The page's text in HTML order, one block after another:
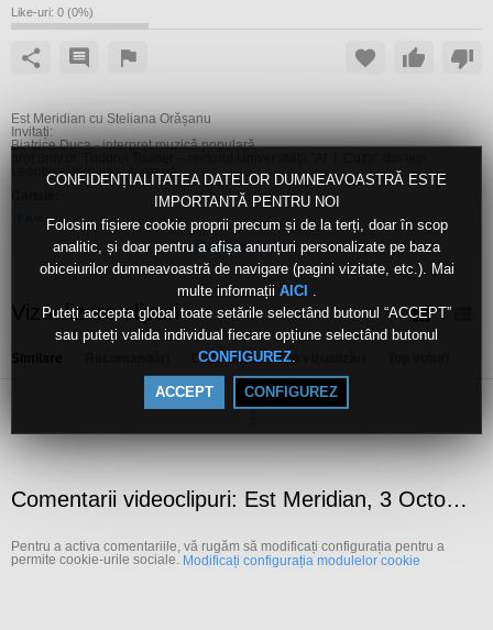
CONFIDENȚIALITATEA DATELOR DUMNEAVOASTRĂ ESTE
IMPORTANTĂ PENTRU NOI
Folosim fișiere cookie proprii precum și de la terți, doar în scop
analitic, și doar pentru a afișa anunțuri personalizate pe baza
obiceiurilor dumneavoastră de navigare (pagini vizitate, etc.). Mai
multe informații AICI
Puteți accepta global toate setările selectând butonul “ACCEPT”
sau puteți valida individual fiecare opțiune selectând butonul
CONFIGUREZ.
ACCEPT CONFIGUREZ
Like-uri: 0 (0%)
Est Meridian cu Steliana Orășanu
Invitați:
Biatrice Duca - interpret muzică populară,
Leontina Văduva – soprană
Etichete:
meridian 3 octombrie 2016
Arată mai mult
Vizualizare clipuri
După dată Top vizualizări
Comentarii videoclipuri: Est Meridian, 3 Octombrie 2016
Pentru a activa comentariile, vă rugăm să modificați configurația pentru a
permite cookie-urile sociale. Modificați configurația modulelor cookie